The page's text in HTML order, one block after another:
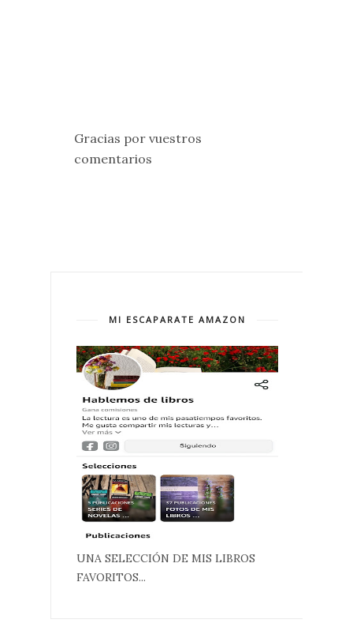
Gracias por vuestros
comentarios
MI ESCAPARATE AMAZON
UNA SELECCIÓN DE MIS LIBROS
FAVORITOS...